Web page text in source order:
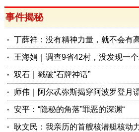
事件揭秘
丁薛祥：没有精神力量，就不会有
王海娟｜调查9省42村，没发现一
双石｜戳破“石牌神话”
师伟｜阿尔忒弥斯揭穿阿波罗登月
安平：“隐秘的角落”罪恶的深渊“
耿文民：我亲历的首艘核潜艇核动